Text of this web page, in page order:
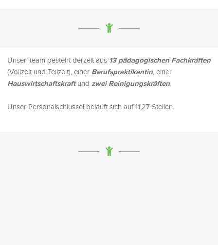
Unser Team besteht derzeit aus 13 pädagogischen Fachkräften
(Vollzeit und Teilzeit), einer Berufspraktikantin, einer
Hauswirtschaftskraftund zwei Reinigungskräften.
Unser Personalschlüssel beläuft sich auf 11,27 Stellen.